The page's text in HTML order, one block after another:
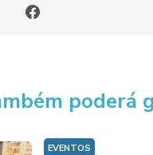
poderá
EVENTOS